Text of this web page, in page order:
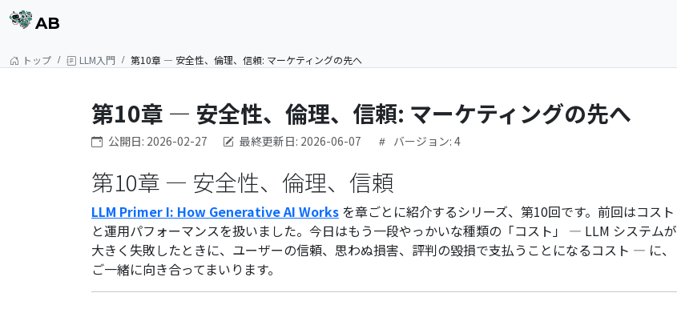
AB
トップ LLM入門 第10章 — 安全性、倫理、信頼: マーケティングの先へ
第10章 — 安全性、倫理、信頼: マーケティングの先へ
公開日: 2026-02-27 最終更新日: 2026-06-07 バージョン: 4
第10章 — 安全性、倫理、信頼
LLM Primer I: How Generative AI Works を章ごとに紹介するシリーズ、第10回です。前回はコスト
と運用パフォーマンスを扱いました。今日はもう一段やっかいな種類の「コスト」 — LLM システムが
大きく失敗したときに、ユーザーの信頼、思わぬ損害、評判の毀損で支払うことになるコスト — に、
ご一緒に向き合ってまいります。